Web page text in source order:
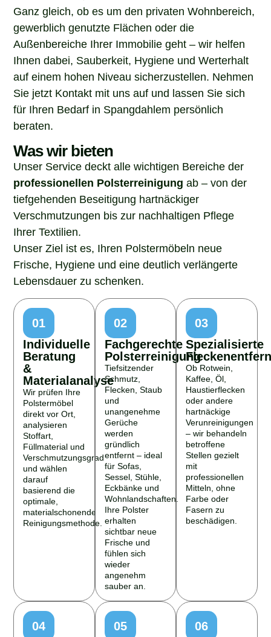
Ganz gleich, ob es um den privaten Wohnbereich,
gewerblich genutzte Flächen oder die
Außenbereiche Ihrer Immobilie geht – wir helfen
Ihnen dabei, Sauberkeit, Hygiene und Werterhalt
auf einem hohen Niveau sicherzustellen. Nehmen
Sie jetzt Kontakt mit uns auf und lassen Sie sich
für Ihren Bedarf in Spangdahlem persönlich
beraten.
Was wir bieten
Unser Service deckt alle wichtigen Bereiche der
professionellen Polsterreinigung ab – von der
tiefgehenden Beseitigung hartnäckiger
Verschmutzungen bis zur nachhaltigen Pflege
Ihrer Textilien.
Unser Ziel ist es, Ihren Polstermöbeln neue
Frische, Hygiene und eine deutlich verlängerte
Lebensdauer zu schenken.
01
Individuelle
Beratung
&
Materialanalyse
Wir prüfen Ihre
Polstermöbel
direkt vor Ort,
analysieren
Stoffart,
Füllmaterial und
Verschmutzungsgrad
und wählen
darauf
basierend die
optimale,
materialschonende
Reinigungsmethode.
02
Fachgerechte
Polsterreinigung
Tiefsitzender
Schmutz,
Flecken, Staub
und
unangenehme
Gerüche
werden
gründlich
entfernt – ideal
für Sofas,
Sessel, Stühle,
Eckbänke und
Wohnlandschaften.
Ihre Polster
erhalten
sichtbar neue
Frische und
fühlen sich
wieder
angenehm
sauber an.
03
Spezialisierte
Ob Rotwein,
Kaffee, Öl,
Haustierflecken
oder andere
hartnäckige
Verunreinigungen
– wir behandeln
betroffene
Stellen gezielt
mit
professionellen
Mitteln, ohne
Farbe oder
Fasern zu
beschädigen.
04
05
06